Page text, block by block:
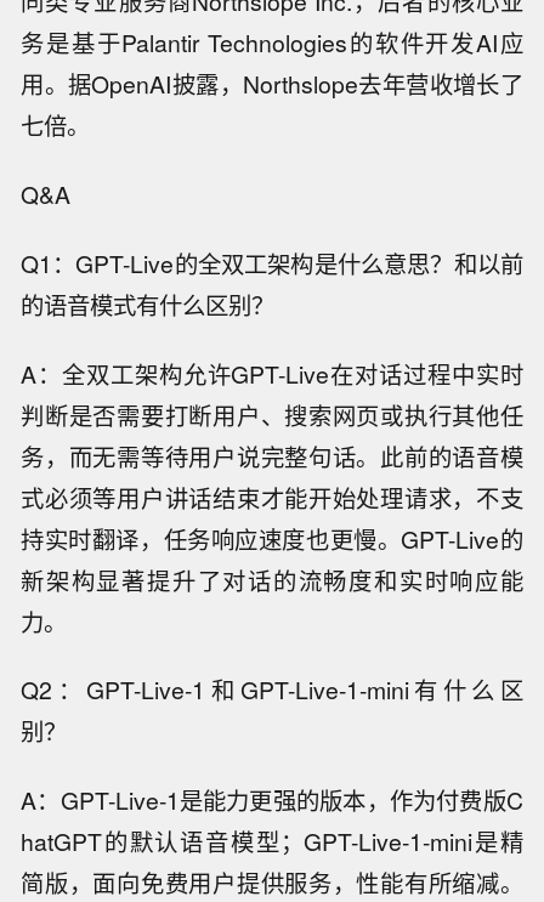
务是基于Palantir Technologies的软件开发AI应
用。据OpenAI披露，Northslope去年营收增长了
七倍。
Q&A
Q1：GPT-Live的全双工架构是什么意思？和以前
的语音模式有什么区别？
A：全双工架构允许GPT-Live在对话过程中实时
判断是否需要打断用户、搜索网页或执行其他任
务，而无需等待用户说完整句话。此前的语音模
式必须等用户讲话结束才能开始处理请求，不支
持实时翻译，任务响应速度也更慢。GPT-Live的
新架构显著提升了对话的流畅度和实时响应能
力。
Q2：GPT-Live-1和GPT-Live-1-mini有什么区
别？
A：GPT-Live-1是能力更强的版本，作为付费版C
hatGPT的默认语音模型；GPT-Live-1-mini是精
简版，面向免费用户提供服务，性能有所缩减。